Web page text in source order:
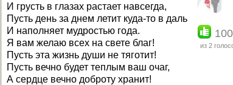
И грусть в глазах растает навсегда,
Пусть день за днем летит куда-то в даль
И наполняет мудростью года.
Я вам желаю всех на свете благ!
Пусть эта жизнь души не тяготит!
Пусть вечно будет теплым ваш очаг,
А сердце вечно доброту хранит!
из 2